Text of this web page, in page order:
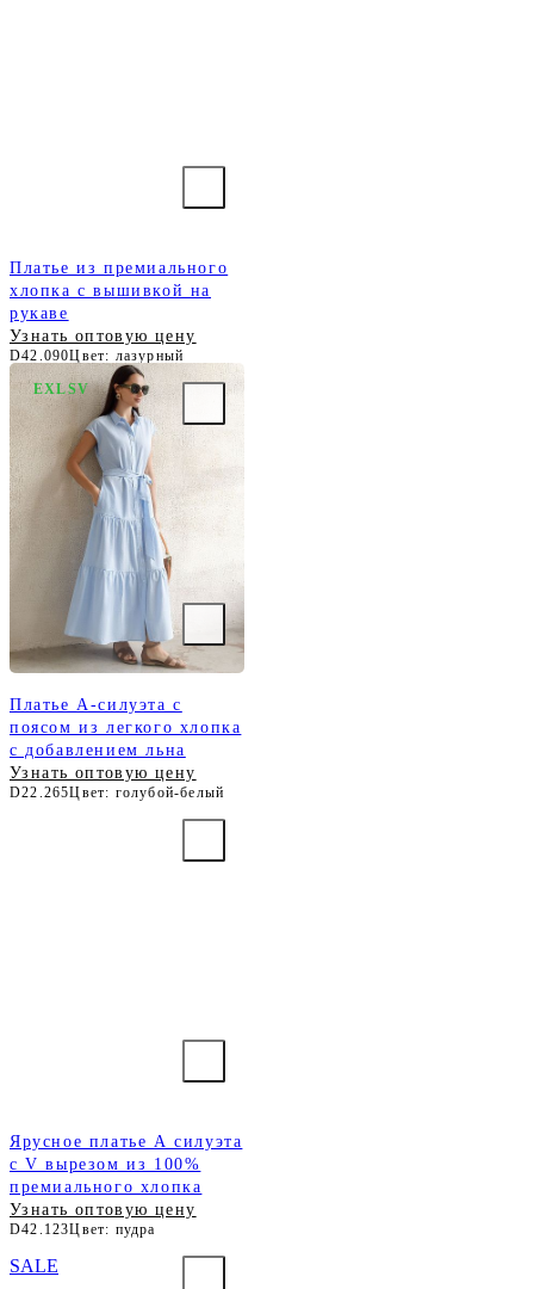
Платье из премиального
хлопка с вышивкой на
рукаве
Узнать оптовую цену
D42.090Цвет: лазурный
Платье А-силуэта с
поясом из легкого хлопка
с добавлением льна
Узнать оптовую цену
D22.265Цвет: голубой-белый
EXLSV
Ярусное платье А силуэта
с V вырезом из 100%
премиального хлопка
Узнать оптовую цену
D42.123Цвет: пудра
SALE